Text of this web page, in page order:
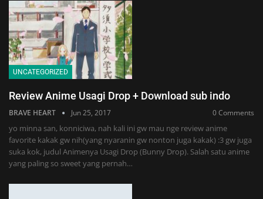
UNCATEGORIZED
Review Anime Usagi Drop + Download sub indo
BRAVE HEART Jun 25, 2017 0 Comments
yo minna san, konniciwa, nah kali ini gw mau nge review anime
favorite kakak gw nih(yang nyaranin gw nonton juga kakak) :3 gw juga
suka kok, judul Animenya Usagi Drop (Bunny Drop). Salah satu anime
yang paling so sweet yang pernah…